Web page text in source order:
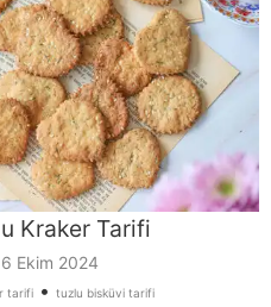
Kraker Tarifi
Ekim 2024
tarifi• tuzlu bisküvi tarifi